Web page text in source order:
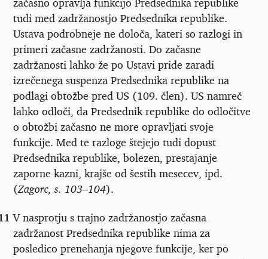
tudi med zadržanostjo Predsednika republike.
Ustava podrobneje ne določa, kateri so razlogi in
primeri začasne zadržanosti. Do začasne
zadržanosti lahko že po Ustavi pride zaradi
izrečenega suspenza Predsednika republike na
podlagi obtožbe pred US (109. člen). US namreč
lahko odloči, da Predsednik republike do odločitve
o obtožbi začasno ne more opravljati svoje
funkcije. Med te razloge štejejo tudi dopust
Predsednika republike, bolezen, prestajanje
zaporne kazni, krajše od šestih mesecev, ipd.
(Zagorc, s. 103–104).
V nasprotju s trajno zadržanostjo začasna
zadržanost Predsednika republike nima za
posledico prenehanja njegove funkcije, ker po